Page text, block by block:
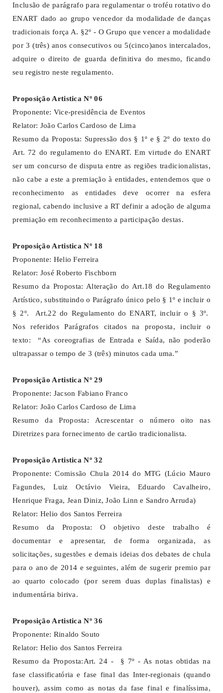
Inclusão de parágrafo para regulamentar o troféu rotativo do
ENART dado ao grupo vencedor da modalidade de danças
tradicionais força A. §2º - O Grupo que vencer a modalidade
por 3 (três) anos consecutivos ou 5(cinco)anos intercalados,
adquire o direito de guarda definitiva do mesmo, ficando
seu registro neste regulamento.
Proposição Artistica Nº 06
Proponente: Vice-presidência de Eventos
Relator: João Carlos Cardoso de Lima
Resumo da Proposta: Supressão dos § 1º e § 2º do texto do
Art. 72 do regulamento do ENART. Em virtude do ENART
ser um concurso de disputa entre as regiões tradicionalistas,
não cabe a este a premiação à entidades, entendemos que o
reconhecimento as entidades deve ocorrer na esfera
regional, cabendo inclusive a RT definir a adoção de alguma
premiação em reconhecimento a participação destas.
Proposição Artistica Nº 18
Proponente: Helio Ferreira
Relator: José Roberto Fischborn
Resumo da Proposta: Alteração do Art.18 do Regulamento
Artístico, substituindo o Parágrafo único pelo § 1º e incluir o
§ 2º. Art.22 do Regulamento do ENART, incluir o § 3º.
Nos referidos Parágrafos citados na proposta, incluir o
texto: “As coreografias de Entrada e Saída, não poderão
ultrapassar o tempo de 3 (três) minutos cada uma.”
Proposição Artistica Nº 29
Proponente: Jacson Fabiano Franco
Relator: João Carlos Cardoso de Lima
Resumo da Proposta: Acrescentar o número oito nas
Diretrizes para fornecimento de cartão tradicionalista.
Proposição Artistica Nº 32
Proponente: Comissão Chula 2014 do MTG (Lúcio Mauro
Fagundes, Luiz Octávio Vieira, Eduardo Cavalheiro,
Henrique Fraga, Jean Diniz, João Linn e Sandro Arruda)
Relator: Helio dos Santos Ferreira
Resumo da Proposta: O objetivo deste trabalho é
documentar e apresentar, de forma organizada, as
solicitações, sugestões e demais ideias dos debates de chula
para o ano de 2014 e seguintes, além de sugerir premio par
ao quarto colocado (por serem duas duplas finalistas) e
indumentária biriva.
Proposição Artistica Nº 36
Proponente: Rinaldo Souto
Relator: Helio dos Santos Ferreira
Resumo da Proposta:Art. 24 - § 7º - As notas obtidas na
fase classificatória e fase final das Inter-regionais (quando
houver), assim como as notas da fase final e finalíssima,